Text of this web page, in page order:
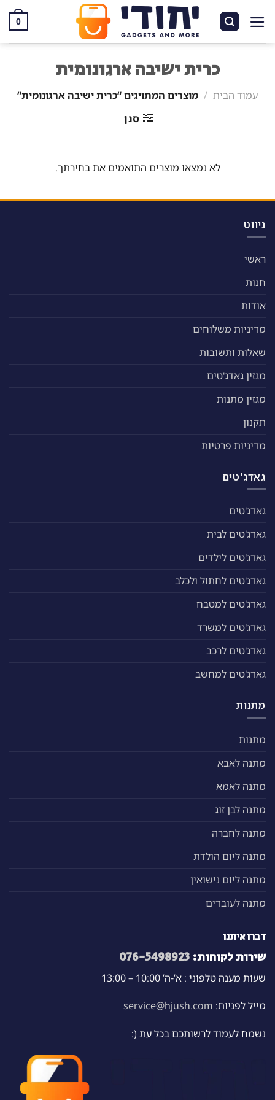
0
כרית ישיבה ארגונומית
עמוד הבית / מוצרים המתויגים “כרית ישיבה ארגונומית”
סנן
לא נמצאו מוצרים התואמים את בחירתך.
ניווט
ראשי
חנות
אודות
מדיניות משלוחים
שאלות ותשובות
מגזין גאדג'טים
מגזין מתנות
תקנון
מדיניות פרטיות
גאדג'טים
גאדג'טים
גאדג'טים לבית
גאדג'טים לילדים
גאדג'טים לחתול ולכלב
גאדג'טים למטבח
גאדג'טים למשרד
גאדג'טים לרכב
גאדג'טים למחשב
מתנות
מתנות
מתנה לאבא
מתנה לאמא
מתנה לבן זוג
מתנה לחברה
מתנה ליום הולדת
מתנה ליום נישואין
מתנה לעובדים
דברו איתנו
שירות לקוחות: 076-5498923
שעות מענה טלפוני : א’-ה’ 10:00 – 13:00
מייל לפניות: service@hjush.com
נשמח לעמוד לרשותכם בכל עת (: